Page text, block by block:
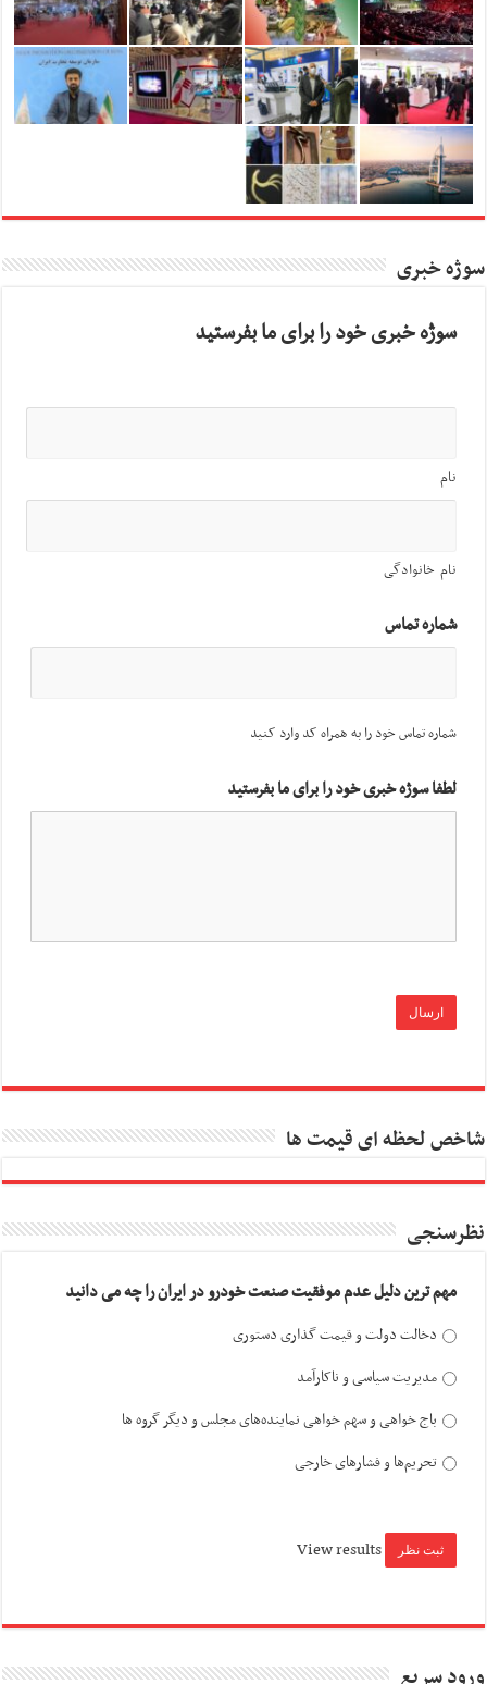
سوژه خبری
سوژه خبری خود را برای ما بفرستید
نام
نام خانوادگی
شماره تماس
شماره تماس خود را به همراه کد وارد کنید
لطفا سوژه خبری خود را برای ما بفرستید
شاخص لحظه ای قیمت ها
نظرسنجی
مهم ترین دلیل عدم موفقیت صنعت خودرو در ایران را چه می دانید
دخالت دولت و قیمت گذاری دستوری
مدیریت سیاسی و ناکارآمد
باج خواهی و سهم خواهی نماینده‌های مجلس و دیگر گروه ها
تحریم‌ها و فشارهای خارجی
View results